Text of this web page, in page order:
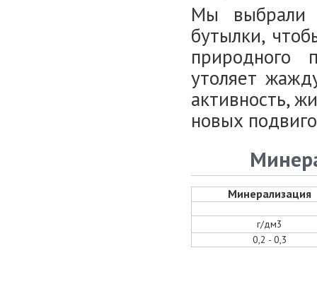
Мы выбрали
бутылки,
природного
утоляет
активность,
новых
Минерализация
г/дм3
0,2 - 0,3